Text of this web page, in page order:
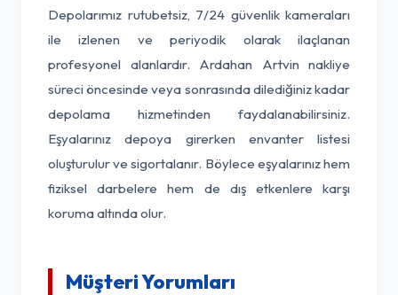
Depolarımız rutubetsiz, 7/24 güvenlik kameraları
ile izlenen ve periyodik olarak ilaçlanan
profesyonel alanlardır. Ardahan Artvin nakliye
süreci öncesinde veya sonrasında dilediğiniz kadar
depolama hizmetinden faydalanabilirsiniz.
Eşyalarınız depoya girerken envanter listesi
oluşturulur ve sigortalanır. Böylece eşyalarınız hem
fiziksel darbelere hem de dış etkenlere karşı
koruma altında olur.
Müşteri Yorumları